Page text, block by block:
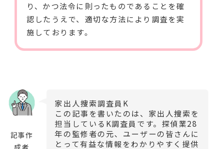
り、かつ法令に則ったものであることを確
認したうえで、適切な方法により調査を実
施しております。
記事作
成者
家出人捜索調査員K
この記事を書いたのは、家出人捜索を
担当しているK調査員です。探偵業28
年の監修者の元、ユーザーの皆さんに
とって有益な情報をわかりやすく提供